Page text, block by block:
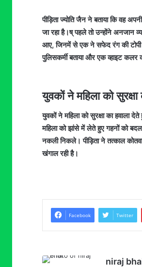
पीड़िता ज्योति जैन ने बताया कि वह
जा रहा है।ष् पहले तो उन्होंने अनजान
आए, जिनमें से एक ने सफेद रंग की
पुलिसकर्मी बताया और एक व्हाइट कलर
युवकों ने महिला को सुरक्षा
युवकों ने महिला को सुरक्षा का
महिला को झांसे में लेते हुए गहनों को
नकली निकले। पीड़िता ने तत्काल
खंगाल रही है।
Facebook Twitter
niraj